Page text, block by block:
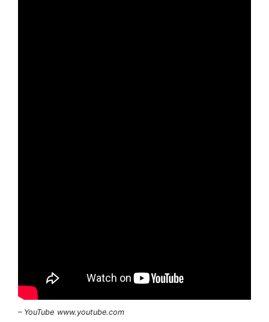
– YouTube www.youtube.com